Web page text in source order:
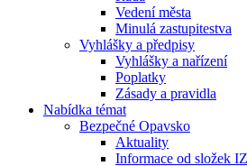
Vedení města
Minulá zastupitestva
Vyhlášky a předpisy
Vyhlášky a nařízení
Poplatky
Zásady a pravidla
Nabídka témat
Bezpečné Opavsko
Aktuality
Informace od složek